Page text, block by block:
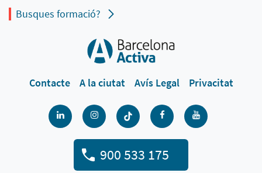
Busques formació?
Contacte A la ciutat Avís Legal Privacitat
900 533 175